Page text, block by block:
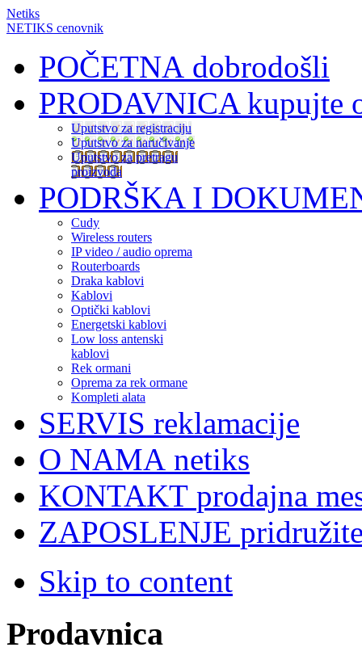
Netiks
NETIKS cenovnik
POČETNA dobrodošli
PRODAVNICAkupujte
Uputstvo za registraciju
Uputstvo za naručivanje
Uputstvo za pretragu
proizvoda
PODRŠKA I
Cudy
Wireless routers
IP video / audio oprema
Routerboards
Draka kablovi
Kablovi
Optički kablovi
Energetski kablovi
Low loss antenski
kablovi
Rek ormani
Oprema za rek ormane
Kompleti alata
SERVIS reklamacije
O NAMA netiks
KONTAKT prodajna
ZAPOSLENJE
Skip to content
Prodavnica